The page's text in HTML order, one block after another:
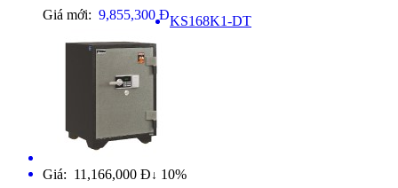
Giá mới: 9,855,300 ĐKS168K1-DT
Giá: 11,166,000 Đ ↓ 10%